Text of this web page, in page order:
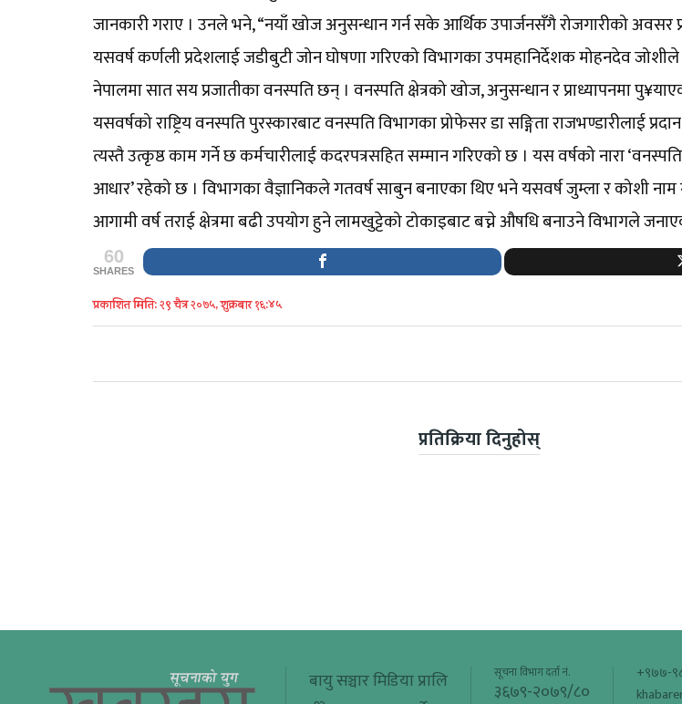
जानकारी गराए । उनले भने, “नयाँ खोज अनुसन्धान गर्न सके आर्थिक उपार्जनसँगै रोजगारीको अवसर
यसवर्ष कर्णली प्रदेशलाई जडीबुटी जोन घोषणा गरिएको विभागका उपमहानिर्देशक मोहनदेव
नेपालमा सात सय प्रजातीका वनस्पति छन् । वनस्पति क्षेत्रको खोज, अनुसन्धान र प्राध्यापनमा
यसवर्षको राष्ट्रिय वनस्पति पुरस्कारबाट वनस्पति विभागका प्रोफेसर डा सङ्गिता राजभण्डारीलाई
त्यस्तै उत्कृष्ठ काम गर्ने छ कर्मचारीलाई कदरपत्रसहित सम्मान गरिएको छ । यस वर्षको नारा
आधार’ रहेको छ । विभागका वैज्ञानिकले गतवर्ष साबुन बनाएका थिए भने यसवर्ष जुम्ला र कोशी
आगामी वर्ष तराई क्षेत्रमा बढी उपयोग हुने लामखुट्टेको टोकाइबाट बच्ने औषधि बनाउने विभागले
60
SHARES
प्रकाशित मिति: २९ चैत्र २०७५, शुक्रबार १६:४५
प्रतिक्रिया दिनुहोस्
बायु सञ्चार मिडिया प्रालि
सूचना विभाग दर्ता नं.
३६७९-२०७९/८०
+९७७-